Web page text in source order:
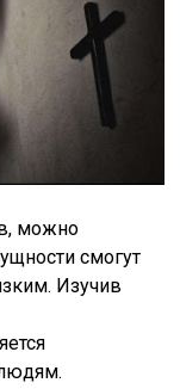
можно
смогут
Изучив